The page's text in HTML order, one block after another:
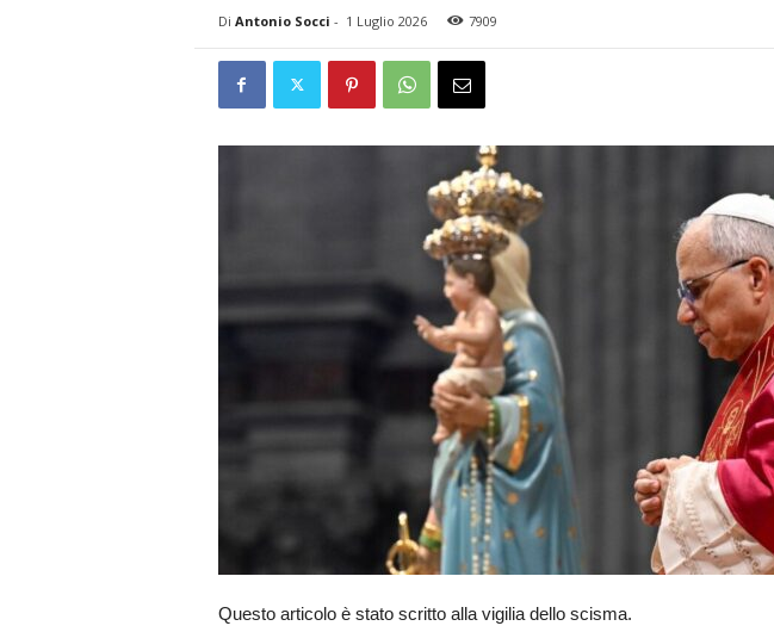
Di Antonio Socci - 1 Luglio 2026 7909
Questo articolo è stato scritto alla vigilia dello scisma.